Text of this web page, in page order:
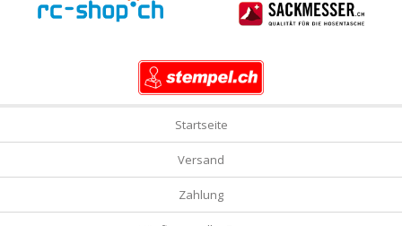
Startseite
Versand
Zahlung